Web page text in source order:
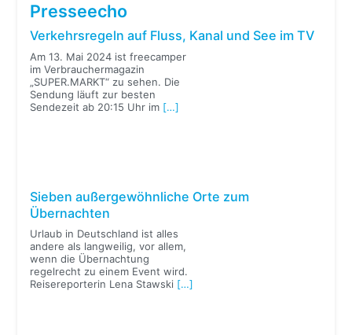
Presseecho
Verkehrsregeln auf Fluss, Kanal und See im TV
Am 13. Mai 2024 ist freecamper
im Verbrauchermagazin
„SUPER.MARKT“ zu sehen. Die
Sendung läuft zur besten
Sendezeit ab 20:15 Uhr im […]
Sieben außergewöhnliche Orte zum
Übernachten
Urlaub in Deutschland ist alles
andere als langweilig, vor allem,
wenn die Übernachtung
regelrecht zu einem Event wird.
Reisereporterin Lena Stawski […]